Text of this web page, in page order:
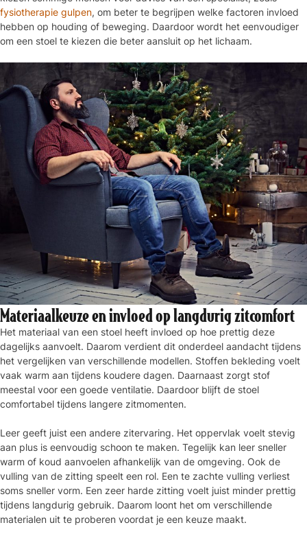
fysiotherapie gulpen, om beter te begrijpen welke factoren invloed
hebben op houding of beweging. Daardoor wordt het eenvoudiger
om een stoel te kiezen die beter aansluit op het lichaam.
Materiaalkeuze en invloed op langdurig zitcomfort
Het materiaal van een stoel heeft invloed op hoe prettig deze
dagelijks aanvoelt. Daarom verdient dit onderdeel aandacht tijdens
het vergelijken van verschillende modellen. Stoffen bekleding voelt
vaak warm aan tijdens koudere dagen. Daarnaast zorgt stof
meestal voor een goede ventilatie. Daardoor blijft de stoel
comfortabel tijdens langere zitmomenten.
Leer geeft juist een andere zitervaring. Het oppervlak voelt stevig
aan plus is eenvoudig schoon te maken. Tegelijk kan leer sneller
warm of koud aanvoelen afhankelijk van de omgeving. Ook de
vulling van de zitting speelt een rol. Een te zachte vulling verliest
soms sneller vorm. Een zeer harde zitting voelt juist minder prettig
tijdens langdurig gebruik. Daarom loont het om verschillende
materialen uit te proberen voordat je een keuze maakt.